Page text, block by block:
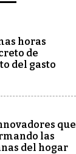
horas
de
del gasto
que
las
del hogar